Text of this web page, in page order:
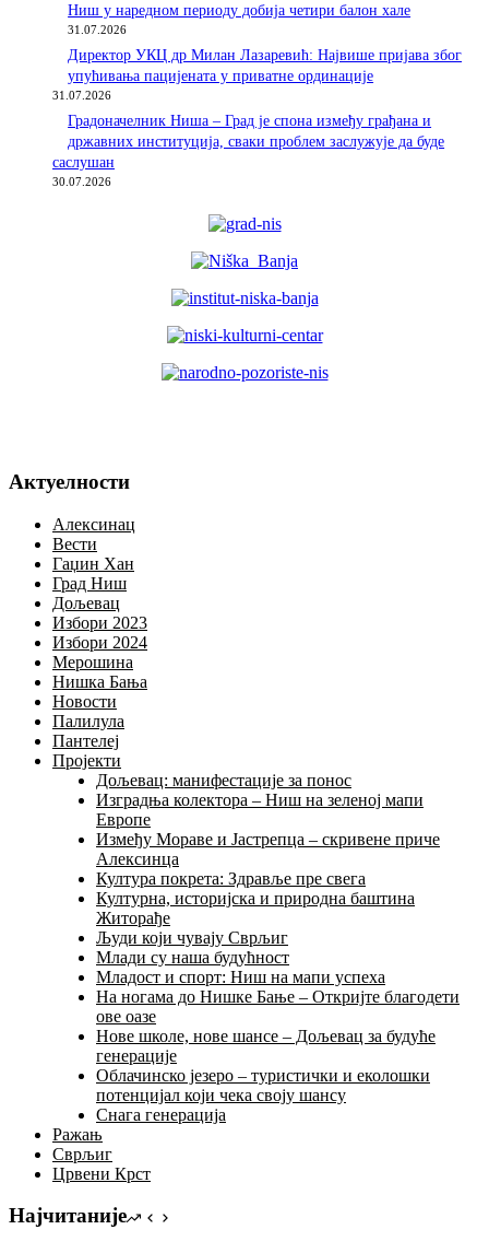
Ниш у наредном периоду добија четири балон хале
31.07.2026
Директор УКЦ др Милан Лазаревић: Највише пријава због
упућивања пацијената у приватне ординације
31.07.2026
Градоначелник Ниша – Град је спона између грађана и
државних институција, сваки проблем заслужује да буде
саслушан
30.07.2026
Актуелности
Алексинац
Вести
Гаџин Хан
Град Ниш
Дољевац
Избори 2023
Избори 2024
Мерошина
Нишка Бања
Новости
Палилула
Пантелеј
Пројекти
Дољевац: манифестације за понос
Изградња колектора – Ниш на зеленој мапи
Европе
Између Мораве и Јастрепца – скривене приче
Алексинца
Култура покрета: Здравље пре свега
Културна, историјска и природна баштина
Житорађе
Људи који чувају Сврљиг
Млади су наша будућност
Младост и спорт: Ниш на мапи успеха
На ногама до Нишке Бање – Откријте благодети
ове оазе
Нове школе, нове шансе – Дољевац за будуће
генерације
Облачинско језеро – туристички и еколошки
потенцијал који чека своју шансу
Снага генерација
Ражањ
Сврљиг
Црвени Крст
Најчитаније